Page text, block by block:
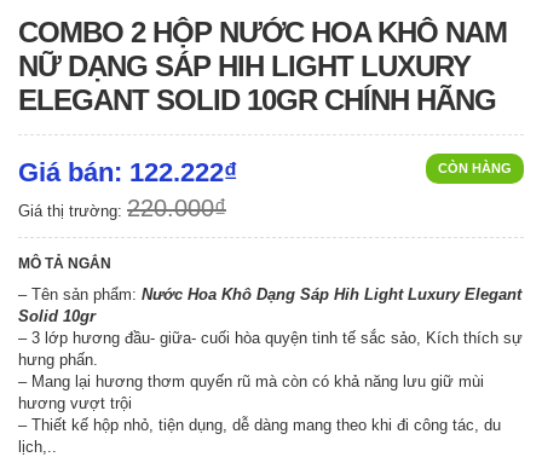
COMBO 2 HỘP NƯỚC HOA KHÔ NAM
NỮ DẠNG SÁP HIH LIGHT LUXURY
ELEGANT SOLID 10GR CHÍNH HÃNG
CÒN HÀNG
Giá bán: 122.222₫
Giá thị trường: 220.000₫
MÔ TẢ NGẮN
– Tên sản phẩm: Nước Hoa Khô Dạng Sáp Hih Light Luxury Elegant
Solid 10gr
– 3 lớp hương đầu- giữa- cuối hòa quyện tinh tế sắc sảo, Kích thích sự
hưng phấn.
– Mang lại hương thơm quyến rũ mà còn có khả năng lưu giữ mùi
hương vượt trội
– Thiết kế hộp nhỏ, tiện dụng, dễ dàng mang theo khi đi công tác, du
lịch,..